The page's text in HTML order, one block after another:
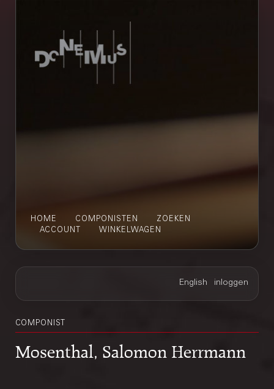
HOME COMPONISTEN
ZOEKEN
ACCOUNT
WINKELWAGEN
COMPONIST
Mosenthal, Salomon Herrmann